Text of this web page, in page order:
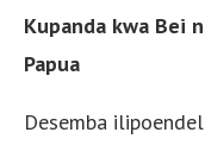
Kupanda kwa Bei
Papua
Desemba